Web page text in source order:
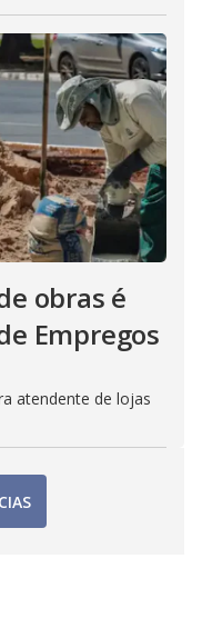
obras é
Empregos
atendente de lojas